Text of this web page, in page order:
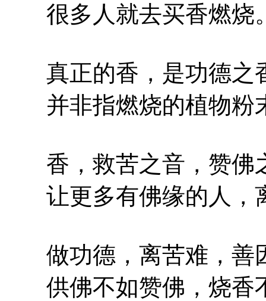
很多人就去买香燃烧
真正的香，是功德之
并非指燃烧的植物粉
香，救苦之音，赞佛
让更多有佛缘的人，
做功德，离苦难，善
供佛不如赞佛，烧香